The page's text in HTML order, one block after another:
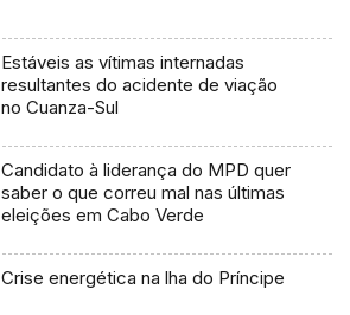
Estáveis as vítimas internadas
resultantes do acidente de viação
no Cuanza-Sul
Candidato à liderança do MPD quer
saber o que correu mal nas últimas
eleições em Cabo Verde
Crise energética na lha do Príncipe